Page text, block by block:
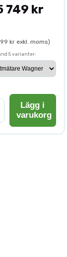
749 kr
kr exkl. moms)
5 varianter:
Lägg i
varukorg